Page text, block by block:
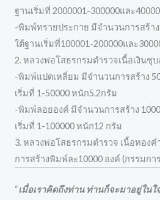
ฐานเริ่มที่ 2000001-300000และ
-พิมพ์ทรายประกาย มีจำนวนการสร้า
ใต้ฐานเริ่มที่100001-200000และ
2. หลวงพ่อโสธรกรมตำรวจเนื้อเงินชุ
-พิมพ์แปดเหลี่ยม มีจำนวนการสร้าง
เริ่มที่ 1-50000 หนัก5.2กรัม
-พิมพ์ลอยองค์ มีจำนวนการสร้าง
เริ่มที่ 1-100000 หนัก12 กรัม
3. หลวงพ่อโสธรกรมตำรวจ เนื้อทอ
การสร้างพิมพ์ละ10000 องค์ (กรรมก
“เมื่อเราคิดถึงท่าน ท่านก็จะมาอยู่ในใ